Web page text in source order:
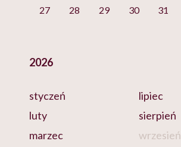
27
28 29 30 31
2026
styczeń
luty
marzec
lipiec
sierpień
wrzesień